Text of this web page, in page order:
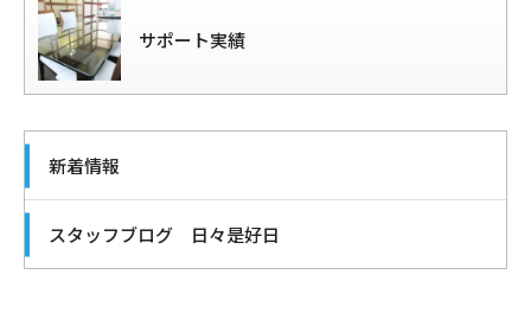
サポート実績
新着情報
スタッフブログ 日々是好日